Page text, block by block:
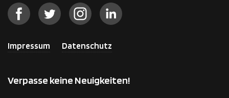
Impressum Datenschutz
Verpasse keine Neuigkeiten!